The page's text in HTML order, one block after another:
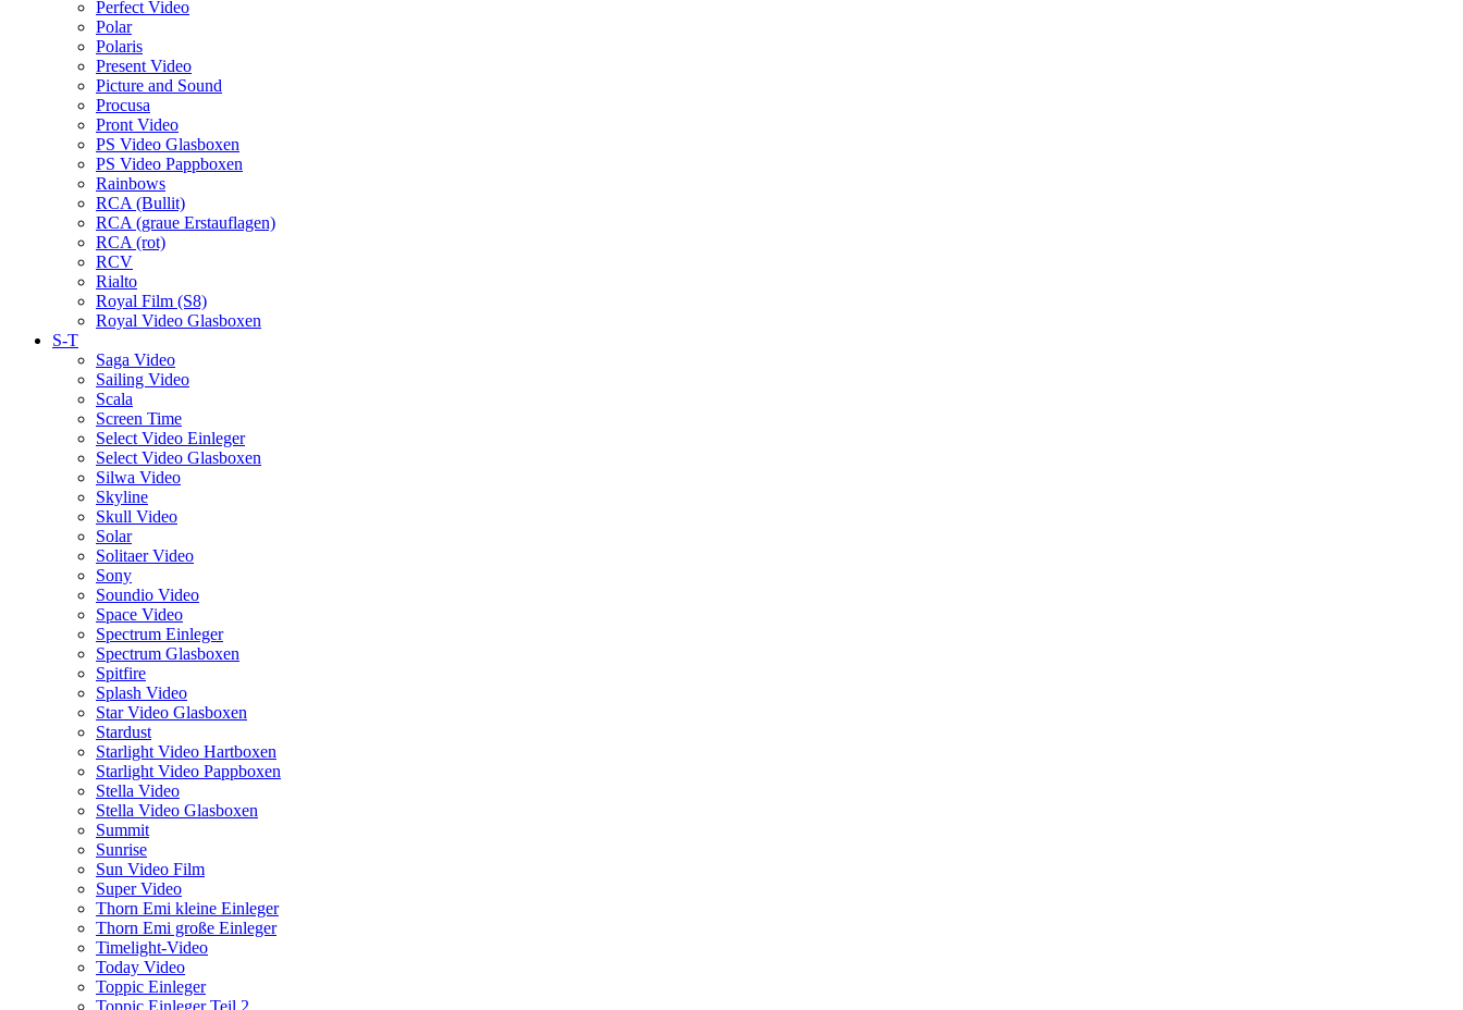
Perfect Video
Polar
Polaris
Present Video
Picture and Sound
Procusa
Pront Video
PS Video Glasboxen
PS Video Pappboxen
Rainbows
RCA (Bullit)
RCA (graue Erstauflagen)
RCA (rot)
RCV
Rialto
Royal Film (S8)
Royal Video Glasboxen
S-T
Saga Video
Sailing Video
Scala
Screen Time
Select Video Einleger
Select Video Glasboxen
Silwa Video
Skyline
Skull Video
Solar
Solitaer Video
Sony
Soundio Video
Space Video
Spectrum Einleger
Spectrum Glasboxen
Spitfire
Splash Video
Star Video Glasboxen
Stardust
Starlight Video Hartboxen
Starlight Video Pappboxen
Stella Video
Stella Video Glasboxen
Summit
Sunrise
Sun Video Film
Super Video
Thorn Emi kleine Einleger
Thorn Emi große Einleger
Timelight-Video
Today Video
Toppic Einleger
Toppic Einleger Teil 2